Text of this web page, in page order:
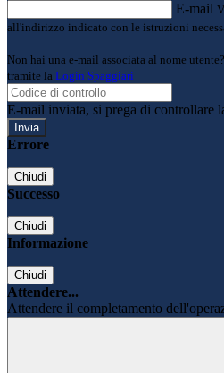
E-mail
all'indirizzo indicato con le istruzioni
Non hai una e-mail associata al nome
tramite la Login Spaggiari
E-mail inviata, si prega di controllare
Errore
Chiudi
Successo
Chiudi
Informazione
Chiudi
Attendere...
Attendere il completamento